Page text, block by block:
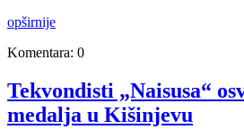
opširnije
Komentara: 0
Tekvondisti „Naisusa“
medalja u Kišinjevu